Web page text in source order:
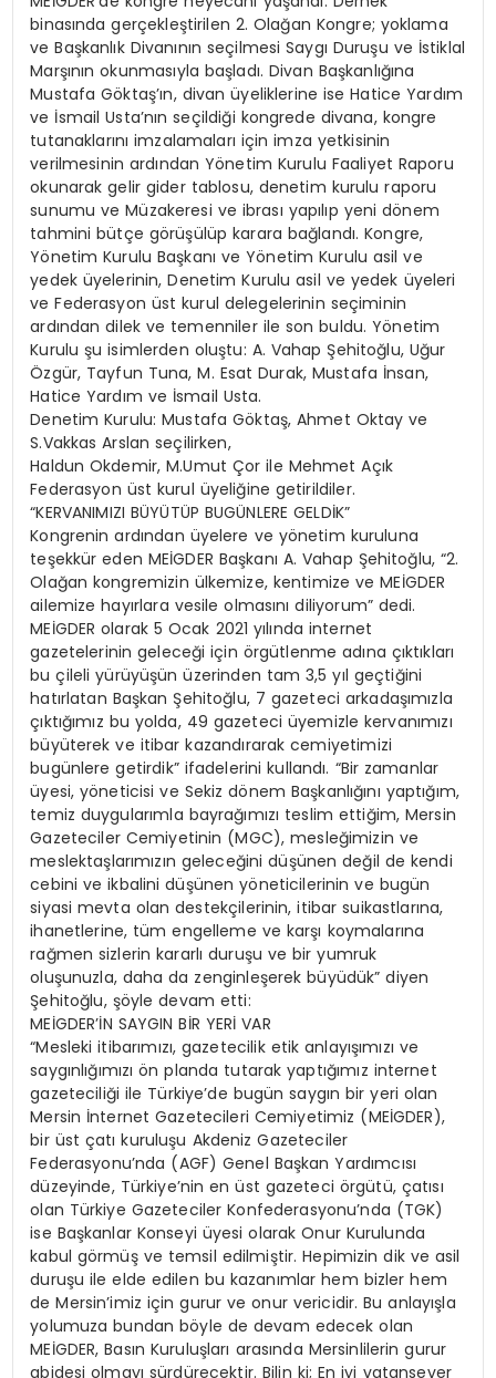
binasında gerçekleştirilen 2. Olağan Kongre; yoklama
ve Başkanlık Divanının seçilmesi Saygı Duruşu ve İstiklal
Marşının okunmasıyla başladı. Divan Başkanlığına
Mustafa Göktaş’ın, divan üyeliklerine ise Hatice Yardım
ve İsmail Usta’nın seçildiği kongrede divana, kongre
tutanaklarını imzalamaları için imza yetkisinin
verilmesinin ardından Yönetim Kurulu Faaliyet Raporu
okunarak gelir gider tablosu, denetim kurulu raporu
sunumu ve Müzakeresi ve ibrası yapılıp yeni dönem
tahmini bütçe görüşülüp karara bağlandı. Kongre,
Yönetim Kurulu Başkanı ve Yönetim Kurulu asil ve
yedek üyelerinin, Denetim Kurulu asil ve yedek üyeleri
ve Federasyon üst kurul delegelerinin seçiminin
ardından dilek ve temenniler ile son buldu. Yönetim
Kurulu şu isimlerden oluştu: A. Vahap Şehitoğlu, Uğur
Özgür, Tayfun Tuna, M. Esat Durak, Mustafa İnsan,
Hatice Yardım ve İsmail Usta.
Denetim Kurulu: Mustafa Göktaş, Ahmet Oktay ve
S.Vakkas Arslan seçilirken,
Haldun Okdemir, M.Umut Çor ile Mehmet Açık
Federasyon üst kurul üyeliğine getirildiler.
“KERVANIMIZI BÜYÜTÜP BUGÜNLERE GELDİK”
Kongrenin ardından üyelere ve yönetim kuruluna
teşekkür eden MEİGDER Başkanı A. Vahap Şehitoğlu, “2.
Olağan kongremizin ülkemize, kentimize ve MEİGDER
ailemize hayırlara vesile olmasını diliyorum” dedi.
MEİGDER olarak 5 Ocak 2021 yılında internet
gazetelerinin geleceği için örgütlenme adına çıktıkları
bu çileli yürüyüşün üzerinden tam 3,5 yıl geçtiğini
hatırlatan Başkan Şehitoğlu, 7 gazeteci arkadaşımızla
çıktığımız bu yolda, 49 gazeteci üyemizle kervanımızı
büyüterek ve itibar kazandırarak cemiyetimizi
bugünlere getirdik” ifadelerini kullandı. “Bir zamanlar
üyesi, yöneticisi ve Sekiz dönem Başkanlığını yaptığım,
temiz duygularımla bayrağımızı teslim ettiğim, Mersin
Gazeteciler Cemiyetinin (MGC), mesleğimizin ve
meslektaşlarımızın geleceğini düşünen değil de kendi
cebini ve ikbalini düşünen yöneticilerinin ve bugün
siyasi mevta olan destekçilerinin, itibar suikastlarına,
ihanetlerine, tüm engelleme ve karşı koymalarına
rağmen sizlerin kararlı duruşu ve bir yumruk
oluşunuzla, daha da zenginleşerek büyüdük” diyen
Şehitoğlu, şöyle devam etti:
MEİGDER’İN SAYGIN BİR YERİ VAR
“Mesleki itibarımızı, gazetecilik etik anlayışımızı ve
saygınlığımızı ön planda tutarak yaptığımız internet
gazeteciliği ile Türkiye’de bugün saygın bir yeri olan
Mersin İnternet Gazetecileri Cemiyetimiz (MEİGDER),
bir üst çatı kuruluşu Akdeniz Gazeteciler
Federasyonu’nda (AGF) Genel Başkan Yardımcısı
düzeyinde, Türkiye’nin en üst gazeteci örgütü, çatısı
olan Türkiye Gazeteciler Konfederasyonu’nda (TGK)
ise Başkanlar Konseyi üyesi olarak Onur Kurulunda
kabul görmüş ve temsil edilmiştir. Hepimizin dik ve asil
duruşu ile elde edilen bu kazanımlar hem bizler hem
de Mersin’imiz için gurur ve onur vericidir. Bu anlayışla
yolumuza bundan böyle de devam edecek olan
MEİGDER, Basın Kuruluşları arasında Mersinlilerin gurur
abidesi olmayı sürdürecektir. Bilin ki; En iyi vatansever